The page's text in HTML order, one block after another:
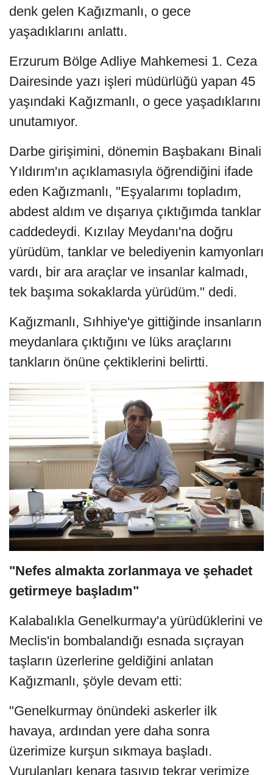
denk gelen Kağızmanlı, o gece
yaşadıklarını anlattı.
Erzurum Bölge Adliye Mahkemesi 1. Ceza
Dairesinde yazı işleri müdürlüğü yapan 45
yaşındaki Kağızmanlı, o gece yaşadıklarını
unutamıyor.
Darbe girişimini, dönemin Başbakanı Binali
Yıldırım'ın açıklamasıyla öğrendiğini ifade
eden Kağızmanlı, "Eşyalarımı topladım,
abdest aldım ve dışarıya çıktığımda tanklar
caddedeydi. Kızılay Meydanı'na doğru
yürüdüm, tanklar ve belediyenin kamyonları
vardı, bir ara araçlar ve insanlar kalmadı,
tek başıma sokaklarda yürüdüm." dedi.
Kağızmanlı, Sıhhiye'ye gittiğinde insanların
meydanlara çıktığını ve lüks araçlarını
tankların önüne çektiklerini belirtti.
"Nefes almakta zorlanmaya ve şehadet
getirmeye başladım"
Kalabalıkla Genelkurmay'a yürüdüklerini ve
Meclis'in bombalandığı esnada sıçrayan
taşların üzerlerine geldiğini anlatan
Kağızmanlı, şöyle devam etti:
"Genelkurmay önündeki askerler ilk
havaya, ardından yere daha sonra
üzerimize kurşun sıkmaya başladı.
Vurulanları kenara taşıyıp tekrar yerimize